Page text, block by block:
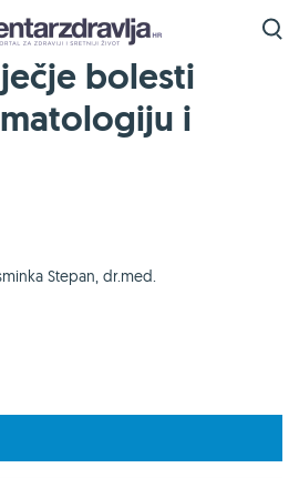
bolesti
i
Stepan, dr.med.